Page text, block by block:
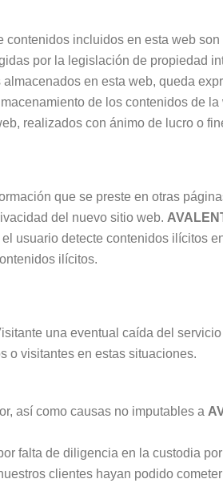
contenidos incluidos en esta web
por la legislación de propiedad
en esta web, queda
de los contenidos de
realizados con ánimo de lucro o
que se preste en otras
del nuevo sitio web.
usuario detecte contenidos ilícitos
ilícitos.
una eventual caída del
o visitantes en estas situaciones.
así como causas no imputables a
falta de diligencia en la custodia
clientes hayan podido